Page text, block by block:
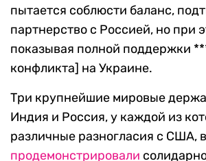
пытается соблюсти баланс,
партнерство с Россией, но при
показывая полной поддержки
конфликта] на Украине.
Три крупнейшие мировые
Индия и Россия, у каждой из
различные разногласия с США,
продемонстрировали